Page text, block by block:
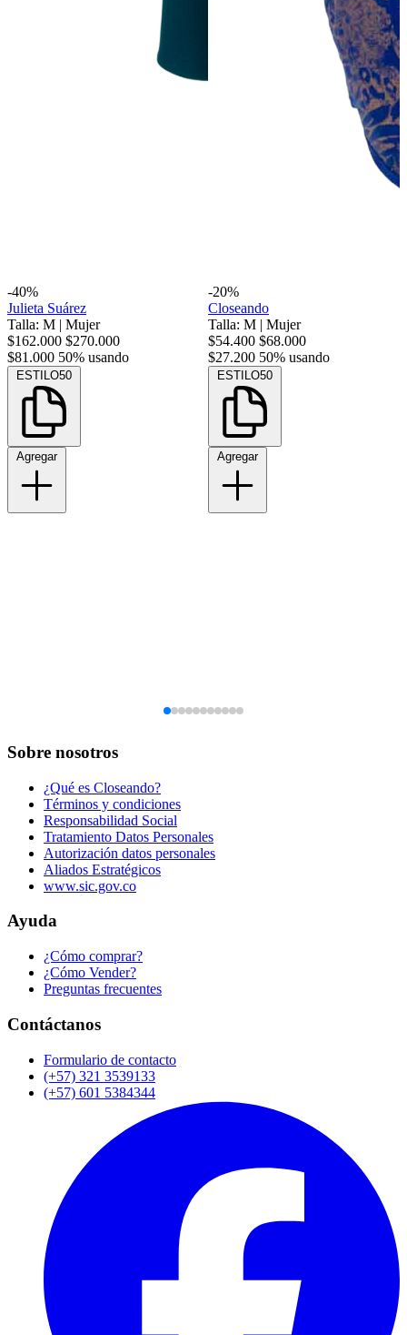
-40%
Julieta Suárez
Talla: M | Mujer
$162.000 $270.000
$81.000 50% usando
ESTILO50
Agregar
-20%
Closeando
Talla: M | Mujer
$54.400 $68.000
$27.200 50% usando
ESTILO50
Agregar
Sobre nosotros
¿Qué es Closeando?
Términos y condiciones
Responsabilidad Social
Tratamiento Datos Personales
Autorización datos personales
Aliados Estratégicos
www.sic.gov.co
Ayuda
¿Cómo comprar?
¿Cómo Vender?
Preguntas frecuentes
Contáctanos
Formulario de contacto
(+57) 321 3539133
(+57) 601 5384344